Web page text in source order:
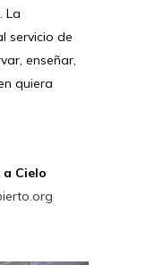
La
servicio de
enseñar,
quiera
Cielo